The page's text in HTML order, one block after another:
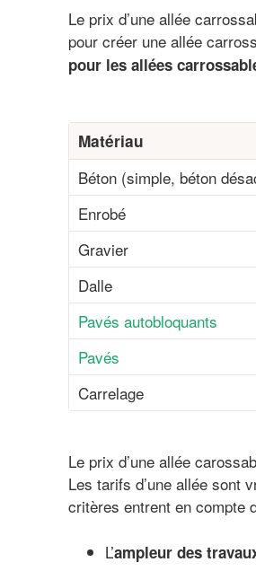
Le prix d’une allée
pour créer une allée
pour les allées
Matériau
Béton (simple, béton
Enrobé
Gravier
Dalle
Pavés autobloquants
Pavés
Carrelage
Le prix d’une allée
Les tarifs d’une allée sont
critères entrent en compte
L’ampleur des